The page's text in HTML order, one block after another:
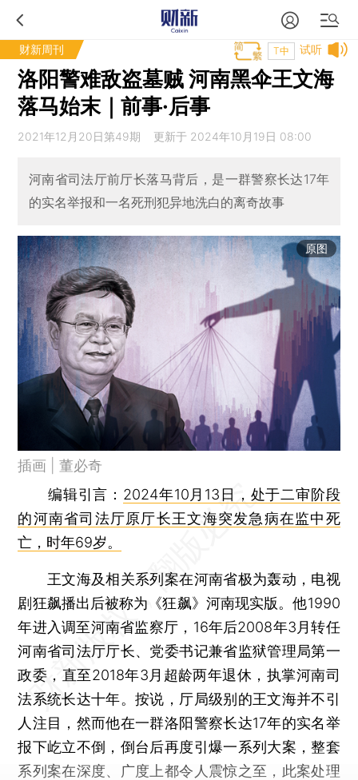
财新周刊 试听
T中
洛阳警难敌盗墓贼 河南黑伞王文海
落马始末｜前事·后事
2021年12月20日第49期 更新于 2024年10月19日 08:00
河南省司法厅前厅长落马背后，是一群警察长达17年
的实名举报和一名死刑犯异地洗白的离奇故事
原图
插画 | 董必奇
编辑引言 ： 2024年10月13日，处于二审阶段
的河南省司法厅原厅长王文海突发急病在监中死
亡，时年69岁。
王文海及相关系列案在河南省极为轰动，电视
剧狂飙播出后被称为《狂飙》河南现实版。他1990
年进入调至河南省监察厅，16年后2008年3月转任
河南省司法厅厅长、党委书记兼省监狱管理局第一
政委，直至2018年3月超龄两年退休，执掌河南司
法系统长达十年。按说，厅局级别的王文海并不引
人注目，然而他在一群洛阳警察长达17年的实名举
报下屹立不倒，倒台后再度引爆一系列大案，整套
系列案在深度、广度上都令人震惊之至，此案处理